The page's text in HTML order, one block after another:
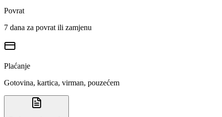
Povrat
7 dana za povrat ili zamjenu
Plaćanje
Gotovina, kartica, virman, pouzećem